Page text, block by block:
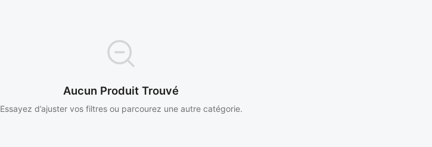
Aucun Produit Trouvé
Essayez d’ajuster vos filtres ou parcourez une autre catégorie.